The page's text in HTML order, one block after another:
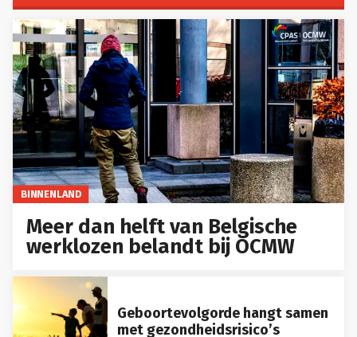
BINNENLAND
Meer dan helft van Belgische
werklozen belandt bij OCMW
Geboortevolgorde hangt samen
met gezondheidsrisico’s